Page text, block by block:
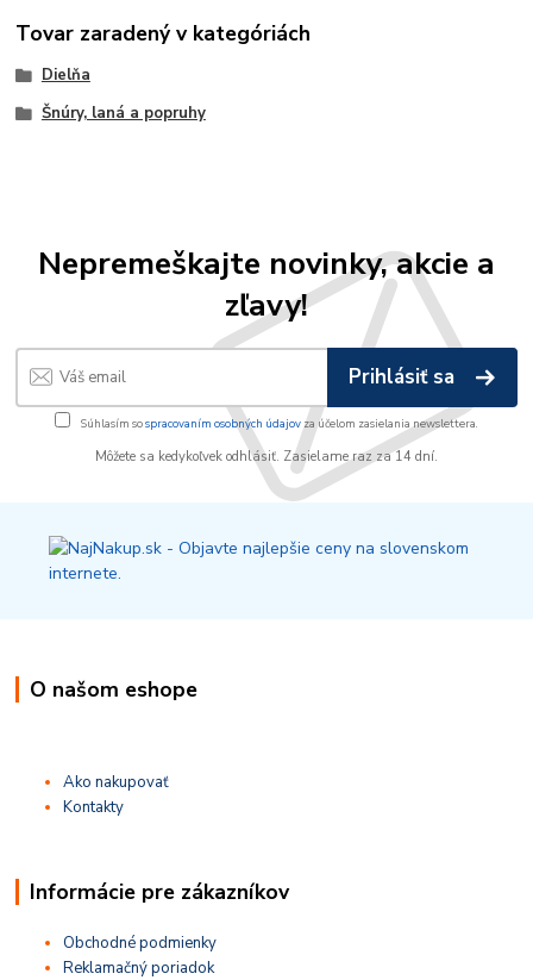
Tovar zaradený v kategóriách
Dielňa
Šnúry, laná a popruhy
Nepremeškajte novinky, akcie a
zľavy!
Prihlásiť sa
Súhlasím sospracovaním osobných údajov za účelom zasielania newslettera.
Môžete sa kedykoľvek odhlásiť. Zasielame raz za 14 dní.
O našom eshope
Ako nakupovať
Kontakty
Informácie pre zákazníkov
Obchodné podmienky
Reklamačný poriadok